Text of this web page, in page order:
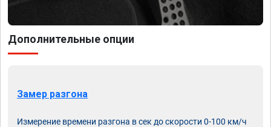
Дополнительные опции
Замер разгона
Измерение времени разгона в сек до скорости 0-100 км/ч